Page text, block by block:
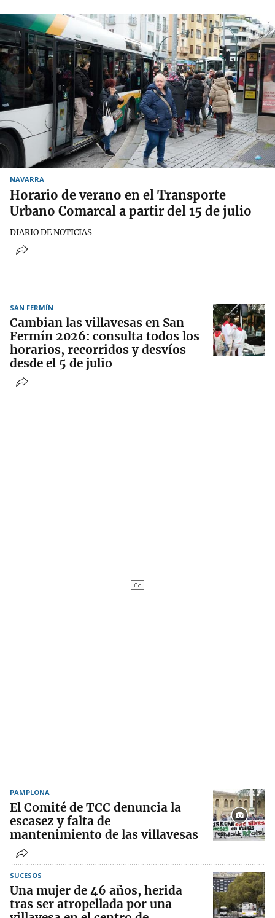
NAVARRA
Horario de verano en el Transporte
Urbano Comarcal a partir del 15 de julio
DIARIO DE NOTICIAS
SAN FERMÍN
Cambian las villavesas en San
Fermín 2026: consulta todos los
horarios, recorridos y desvíos
desde el 5 de julio
PAMPLONA
El Comité de TCC denuncia la
escasez y falta de
mantenimiento de las villavesas
SUCESOS
Una mujer de 46 años, herida
tras ser atropellada por una